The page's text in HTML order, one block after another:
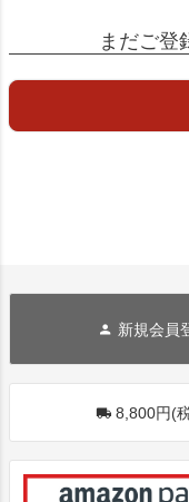
まだご登
新規会員
8,800円(